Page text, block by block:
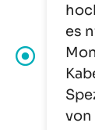
es
von